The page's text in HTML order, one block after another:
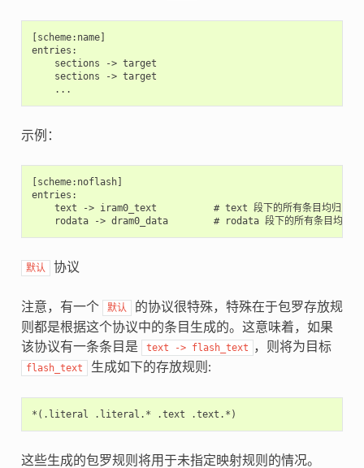
[scheme:name]
entries:
    sections -> target
    sections -> target
示例：
[scheme:noflash]
entries:
text -> iram0_text          # text 段下的所有条目均归入
默认 协议
注意，有一个 默认
的协议很特殊，特殊在于包罗存放规
则都是根据这个协议中的条目生成的。这意味着，如果
该协议有一条条目是
text -> flash_text ，则将为目标
flash_text 生成如下的存放规则:
这些生成的包罗规则将用于未指定映射规则的情况。